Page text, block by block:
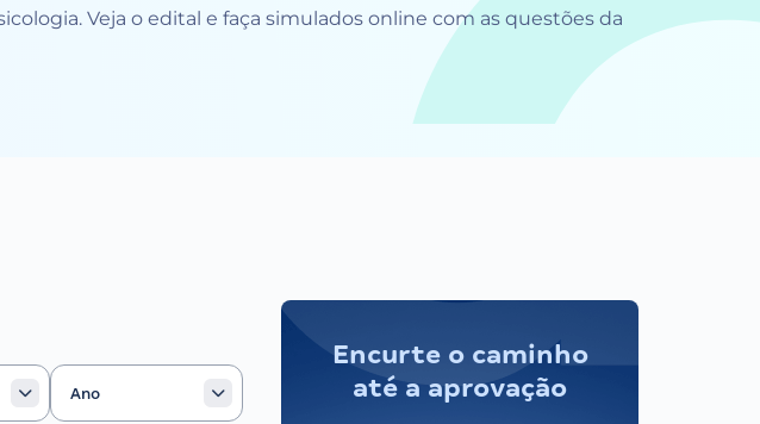
Veja o edital e faça simulados online com as questões da
Ano
Ano
Encurte o caminho
até a aprovação